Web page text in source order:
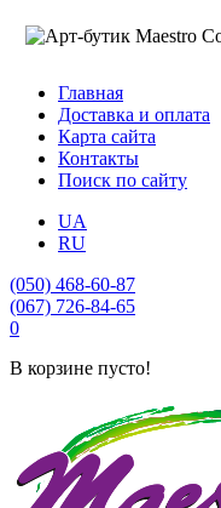
Главная
Доставка и оплата
Карта сайта
Контакты
Поиск по сайту
UA
RU
(050) 468-60-87
(067) 726-84-65
0
В корзине пусто!